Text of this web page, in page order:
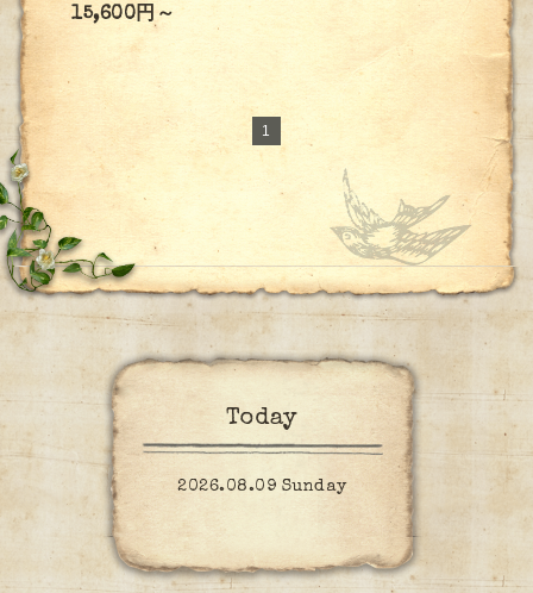
15,600円～
1
Today
2026.08.09 Sunday